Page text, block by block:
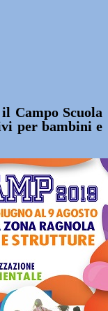
Campo Scuola
per bambini e